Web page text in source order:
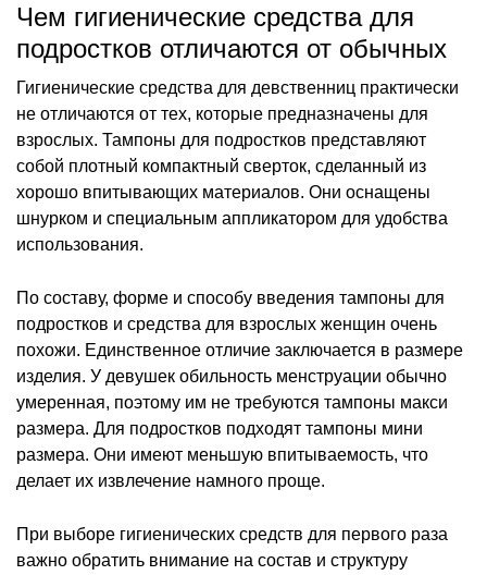
Чем гигиенические средства для
подростков отличаются от обычных
Гигиенические средства для девственниц практически
не отличаются от тех, которые предназначены для
взрослых. Тампоны для подростков представляют
собой плотный компактный сверток, сделанный из
хорошо впитывающих материалов. Они оснащены
шнурком и специальным аппликатором для удобства
использования.
По составу, форме и способу введения тампоны для
подростков и средства для взрослых женщин очень
похожи. Единственное отличие заключается в размере
изделия. У девушек обильность менструации обычно
умеренная, поэтому им не требуются тампоны макси
размера. Для подростков подходят тампоны мини
размера. Они имеют меньшую впитываемость, что
делает их извлечение намного проще.
При выборе гигиенических средств для первого раза
важно обратить внимание на состав и структуру